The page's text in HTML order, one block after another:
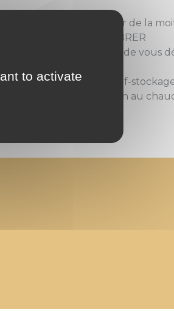
autant vous débarrasser de la
SANS VOUS ENCOMBRER
affaires, le temps de vous
la prochaine ? Le self-
laissez tout le reste bien au
to activate